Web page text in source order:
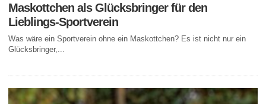
Maskottchen als Glücksbringer für den
Lieblings-Sportverein
Was wäre ein Sportverein ohne ein Maskottchen? Es ist nicht nur ein
Glücksbringer,...